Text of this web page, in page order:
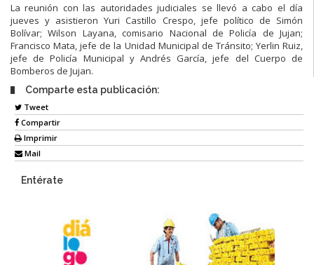
La reunión con las autoridades judiciales se llevó a cabo el día
jueves y asistieron Yuri Castillo Crespo, jefe político de Simón
Bolívar; Wilson Layana, comisario Nacional de Policía de Jujan;
Francisco Mata, jefe de la Unidad Municipal de Tránsito; Yerlin Ruiz,
jefe de Policía Municipal y Andrés García, jefe del Cuerpo de
Bomberos de Jujan.
Comparte esta publicación:
Tweet
Compartir
Imprimir
Mail
Entérate